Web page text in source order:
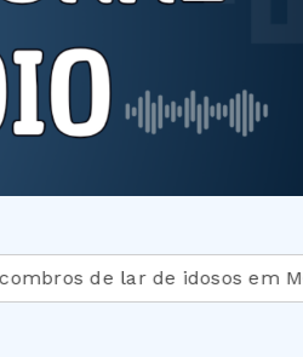
de lar de idosos em MG